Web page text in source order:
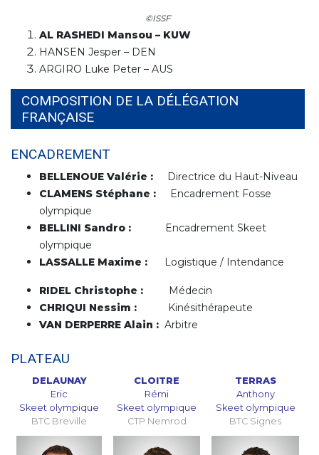
©ISSF
AL RASHEDI Mansou – KUW
HANSEN Jesper – DEN
ARGIRO Luke Peter – AUS
COMPOSITION DE LA DÉLÉGATION
FRANÇAISE
ENCADREMENT
BELLENOUE Valérie : Directrice du Haut-Niveau
CLAMENS Stéphane : Encadrement Fosse
olympique
BELLINI Sandro : Encadrement Skeet
olympique
LASSALLE Maxime : Logistique / Intendance
RIDEL Christophe : Médecin
CHRIQUI Nessim : Kinésithérapeute
VAN DERPERRE Alain : Arbitre
PLATEAU
DELAUNAY
Eric
Skeet olympique
BTC Breville
CLOITRE
Rémi
Skeet olympique
CTP Nemrod
TERRAS
Anthony
Skeet olympique
BTC Signes